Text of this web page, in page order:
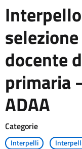
docente
primaria
ADAA
Categorie
Interpelli